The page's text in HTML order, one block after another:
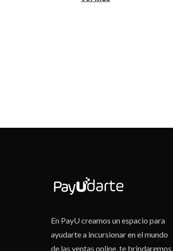
En PayU creamos un espacio para
ayudarte a incursionar en el mundo
de las ventas online, te brindaremos